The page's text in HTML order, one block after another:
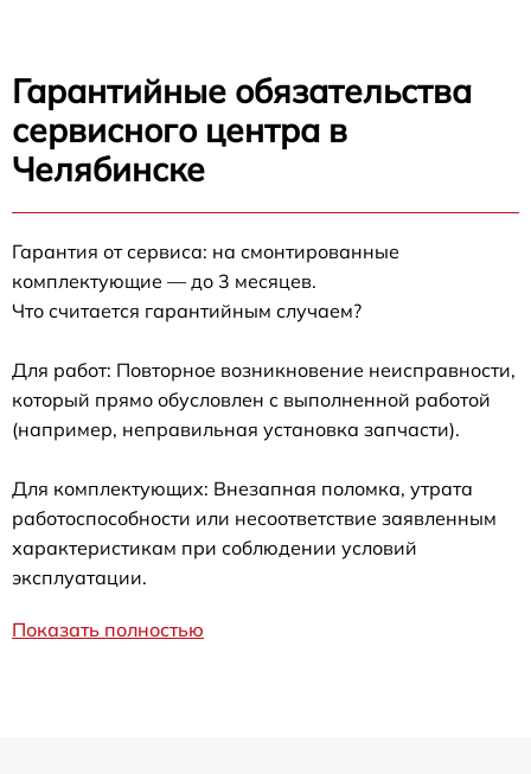
Гарантийные обязательства
сервисного центра в
Челябинске
Гарантия от сервиса: на смонтированные
комплектующие — до 3 месяцев.
Что считается гарантийным случаем?
Для работ: Повторное возникновение неисправности,
который прямо обусловлен с выполненной работой
(например, неправильная установка запчасти).
Для комплектующих: Внезапная поломка, утрата
работоспособности или несоответствие заявленным
характеристикам при соблюдении условий
эксплуатации.
Показать полностью